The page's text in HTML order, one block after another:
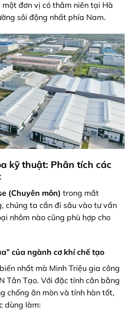
đơn vị có thâm niên tại Hà
sôi động nhất phía Nam.
kỹ thuật: Phân tích các
(Chuyên môn) trong mắt
chúng ta cần đi sâu vào tư vấn
nhôm nào cũng phù hợp cho
của ngành cơ khí chế tạo
nhất mà Minh Triệu gia công
Tân Tạo. Với đặc tính cân bằng
chống ăn mòn và tính hàn tốt,
dùng làm: